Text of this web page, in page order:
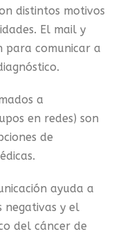
distintos motivos
El mail y
para comunicar a
a
en redes) son
de
ayuda a
negativas y el
del cáncer de